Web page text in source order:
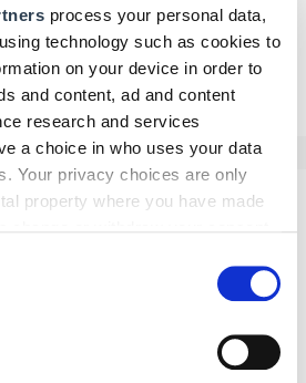
process your personal data,
technology such as cookies to
on your device in order to
and content, ad and content
research and services
a choice in who uses your data
Your privacy choices are only
property where you have made
about your geographical location
zur Übersicht